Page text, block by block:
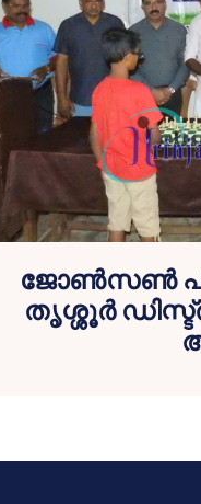
ജോണ്‍സണ്‍
തൃശ്ശൂര്‍